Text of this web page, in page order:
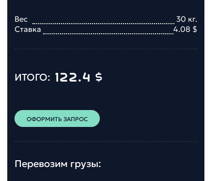
Вес 30 кг.
Ставка
4.08 $
ИТОГО: 122.4 $
ОФОРМИТЬ ЗАПРОС
Перевозим грузы: